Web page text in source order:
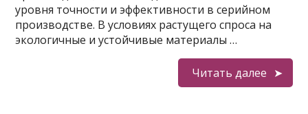
уровня точности и эффективности в серийном
производстве. В условиях растущего спроса на
экологичные и устойчивые материалы …
Читать далее